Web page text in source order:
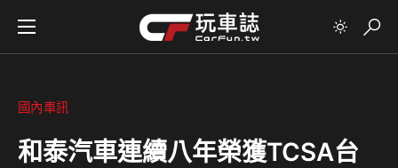
國內車訊
和泰汽車連續八年榮獲TCSA台